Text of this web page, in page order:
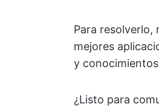
Para resolverlo,
mejores
y
¿Listo para